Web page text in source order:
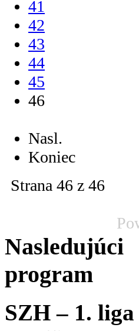
41
42
43
44
45
46
Nasl.
Koniec
Strana 46 z 46
Nasledujúci
program
SZH – 1. liga